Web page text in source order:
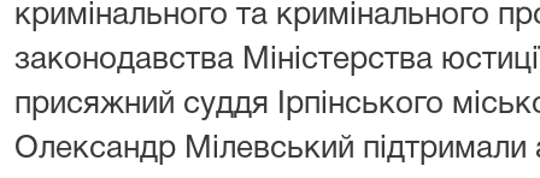
кримінального та кримінального
законодавства Міністерства
присяжний суддя Ірпінського
Олександр Мілевський підтримали